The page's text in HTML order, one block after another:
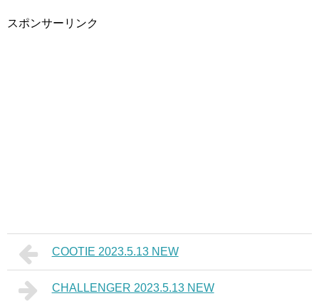
スポンサーリンク
COOTIE 2023.5.13 NEW
CHALLENGER 2023.5.13 NEW